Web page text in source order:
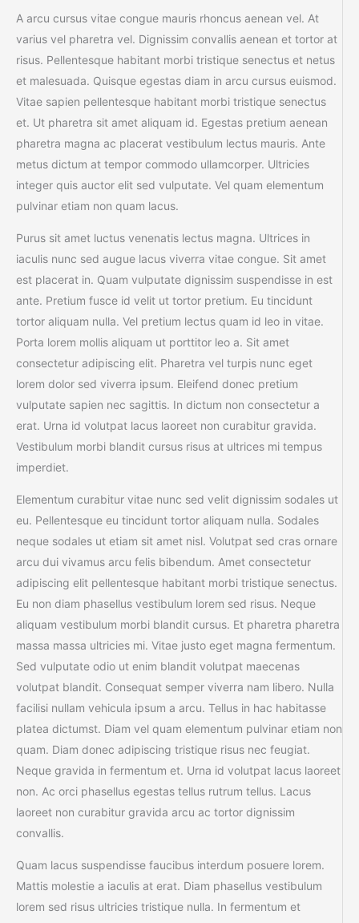
A arcu cursus vitae congue mauris rhoncus aenean vel. At
varius vel pharetra vel. Dignissim convallis aenean et tortor at
risus. Pellentesque habitant morbi tristique senectus et netus
et malesuada. Quisque egestas diam in arcu cursus euismod.
Vitae sapien pellentesque habitant morbi tristique senectus
et. Ut pharetra sit amet aliquam id. Egestas pretium aenean
pharetra magna ac placerat vestibulum lectus mauris. Ante
metus dictum at tempor commodo ullamcorper. Ultricies
integer quis auctor elit sed vulputate. Vel quam elementum
pulvinar etiam non quam lacus.
Purus sit amet luctus venenatis lectus magna. Ultrices in
iaculis nunc sed augue lacus viverra vitae congue. Sit amet
est placerat in. Quam vulputate dignissim suspendisse in est
ante. Pretium fusce id velit ut tortor pretium. Eu tincidunt
tortor aliquam nulla. Vel pretium lectus quam id leo in vitae.
Porta lorem mollis aliquam ut porttitor leo a. Sit amet
consectetur adipiscing elit. Pharetra vel turpis nunc eget
lorem dolor sed viverra ipsum. Eleifend donec pretium
vulputate sapien nec sagittis. In dictum non consectetur a
erat. Urna id volutpat lacus laoreet non curabitur gravida.
Vestibulum morbi blandit cursus risus at ultrices mi tempus
imperdiet.
Elementum curabitur vitae nunc sed velit dignissim sodales ut
eu. Pellentesque eu tincidunt tortor aliquam nulla. Sodales
neque sodales ut etiam sit amet nisl. Volutpat sed cras ornare
arcu dui vivamus arcu felis bibendum. Amet consectetur
adipiscing elit pellentesque habitant morbi tristique senectus.
Eu non diam phasellus vestibulum lorem sed risus. Neque
aliquam vestibulum morbi blandit cursus. Et pharetra pharetra
massa massa ultricies mi. Vitae justo eget magna fermentum.
Sed vulputate odio ut enim blandit volutpat maecenas
volutpat blandit. Consequat semper viverra nam libero. Nulla
facilisi nullam vehicula ipsum a arcu. Tellus in hac habitasse
platea dictumst. Diam vel quam elementum pulvinar etiam non
quam. Diam donec adipiscing tristique risus nec feugiat.
Neque gravida in fermentum et. Urna id volutpat lacus laoreet
non. Ac orci phasellus egestas tellus rutrum tellus. Lacus
laoreet non curabitur gravida arcu ac tortor dignissim
convallis.
Quam lacus suspendisse faucibus interdum posuere lorem.
Mattis molestie a iaculis at erat. Diam phasellus vestibulum
lorem sed risus ultricies tristique nulla. In fermentum et